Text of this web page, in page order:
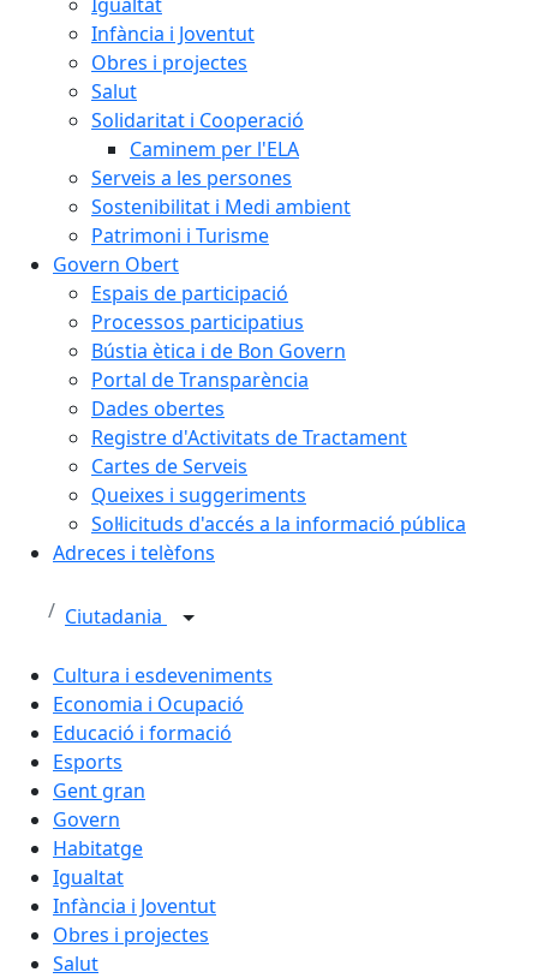
Infància i Joventut
Obres i projectes
Salut
Solidaritat i Cooperació
Caminem per l'ELA
Serveis a les persones
Sostenibilitat i Medi ambient
Patrimoni i Turisme
Govern Obert
Espais de participació
Processos participatius
Bústia ètica i de Bon Govern
Portal de Transparència
Dades obertes
Registre d'Activitats de Tractament
Cartes de Serveis
Queixes i suggeriments
Sol·licituds d'accés a la informació pública
Adreces i telèfons
Ciutadania
Cultura i esdeveniments
Economia i Ocupació
Educació i formació
Esports
Gent gran
Govern
Habitatge
Igualtat
Infància i Joventut
Obres i projectes
Salut